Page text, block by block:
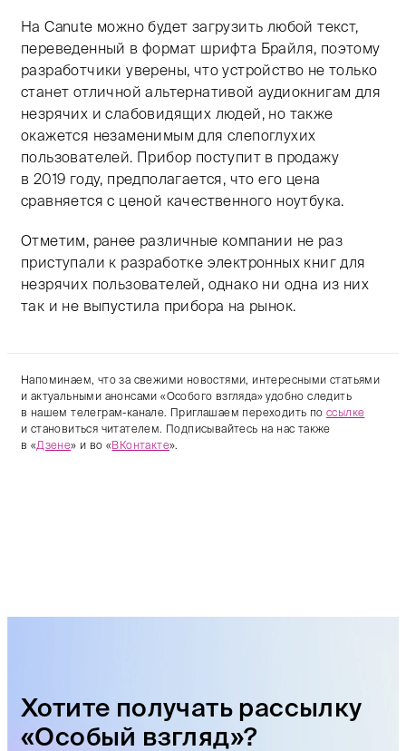
На Canute можно будет загрузить любой текст,
переведенный в формат шрифта Брайля, поэтому
разработчики уверены, что устройство не только
станет отличной альтернативой аудиокнигам для
незрячих и слабовидящих людей, но также
окажется незаменимым для слепоглухих
пользователей. Прибор поступит в продажу
в 2019 году, предполагается, что его цена
сравняется с ценой качественного ноутбука.
Отметим, ранее различные компании не раз
приступали к разработке электронных книг для
незрячих пользователей, однако ни одна из них
так и не выпустила прибора на рынок.
Напоминаем, что за свежими новостями, интересными статьями
и актуальными анонсами «Особого взгляда» удобно следить
в нашем телеграм-канале. Приглашаем переходить по ссылке
и становиться читателем. Подписывайтесь на нас также
в «Дзене» и во «ВКонтакте».
Хотите получать рассылку
«Особый взгляд»?